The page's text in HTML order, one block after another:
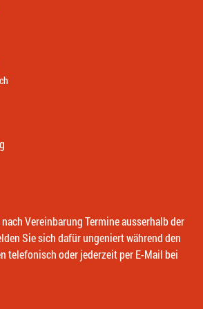
Vereinbarung Termine ausserhalb der
Sie sich dafür ungeniert während den
telefonisch oder jederzeit per E-Mail bei